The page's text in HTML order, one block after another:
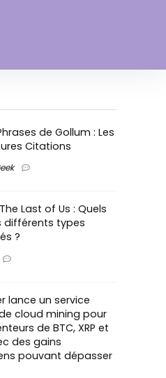
de Gollum : Les
Citations
Last of Us : Quels
différents types
?
lance un service
cloud mining pour
de BTC, XRP et
des gains
pouvant dépasser